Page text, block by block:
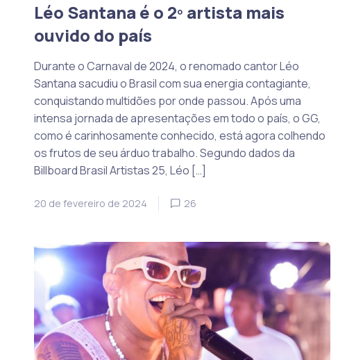
Léo Santana é o 2º artista mais
ouvido do país
Durante o Carnaval de 2024, o renomado cantor Léo
Santana sacudiu o Brasil com sua energia contagiante,
conquistando multidões por onde passou. Após uma
intensa jornada de apresentações em todo o país, o GG,
como é carinhosamente conhecido, está agora colhendo
os frutos de seu árduo trabalho. Segundo dados da
Billboard Brasil Artistas 25, Léo […]
20 de fevereiro de 2024 26